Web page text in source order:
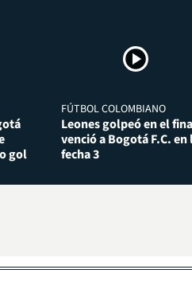
gol
FÚTBOL COLOMBIANO
Leones golpeó en el
venció a Bogotá F.C. en
fecha 3